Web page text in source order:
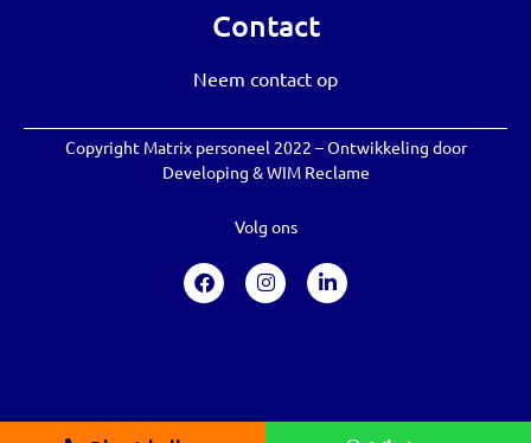
Contact
Neem contact op
Copyright Matrix personeel 2022 – Ontwikkeling door
Developing &WIM Reclame
Volg ons